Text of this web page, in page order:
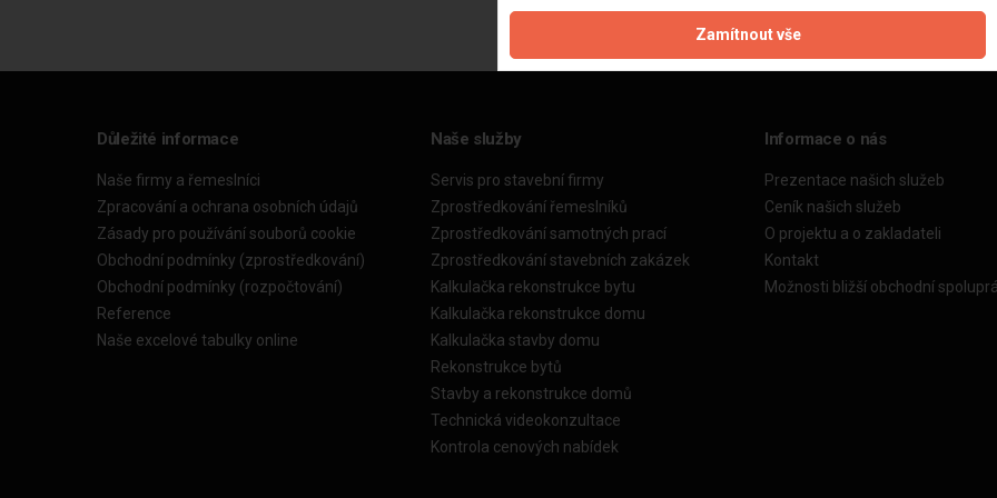
Důležité informace
Naše firmy a řemeslníci
Zpracování a ochrana osobních údajů
Zásady pro používání souborů cookie
Obchodní podmínky (zprostředkování)
Obchodní podmínky (rozpočtování)
Reference
Naše excelové tabulky online
Naše služby
Servis pro stavební firmy
Zprostředkování řemeslníků
Zprostředkování samotných prací
Zprostředkování stavebních zakázek
Kalkulačka rekonstrukce bytu
Kalkulačka rekonstrukce domu
Kalkulačka stavby domu
Rekonstrukce bytů
Stavby a rekonstrukce domů
Technická videokonzultace
Kontrola cenových nabídek
Informace o nás
Prezentace našich služeb
Ceník našich služeb
O projektu a o zakladateli
Kontakt
Možnosti bližší obchodní
Zamítnout vše